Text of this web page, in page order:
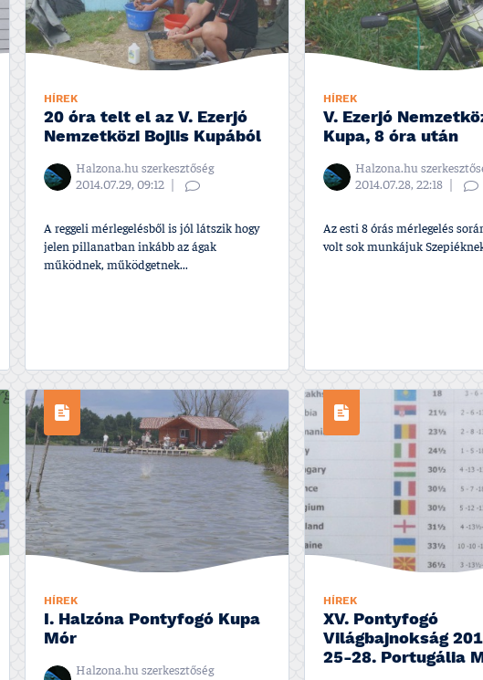
HÍREK
20 óra telt el az V. Ezerjó
Nemzetközi Bojlis Kupából
Halzona.hu szerkesztőség
2014.07.29, 09:12
A reggeli mérlegelésből is jól látszik hogy
jelen pillanatban inkább az ágak
működnek, működgetnek...
HÍREK
V. Ezerjó
Kupa, 8 óra után
Halzona.hu
2014.07.28, 22:18
Az esti 8 órás mérlegelés
volt sok munkájuk
HÍREK
I. Halzóna Pontyfogó Kupa
Mór
Halzona.hu szerkesztőség
HÍREK
XV. Pontyfogó
Világbajnokság
25-28. Portugália